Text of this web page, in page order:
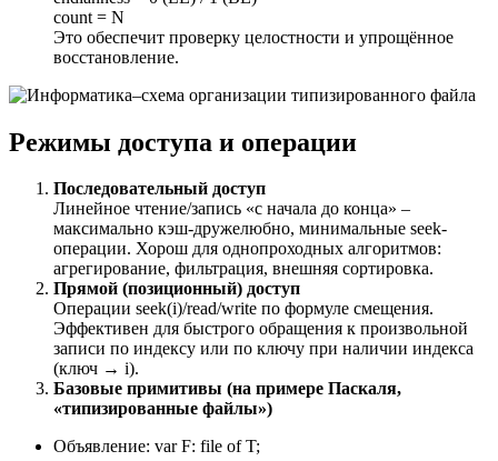
count = N
Это обеспечит проверку целостности и упрощённое
восстановление.
Режимы доступа и операции
Последовательный доступ
Линейное чтение/запись «с начала до конца» –
максимально кэш-дружелюбно, минимальные seek-
операции. Хорош для однопроходных алгоритмов:
агрегирование, фильтрация, внешняя сортировка.
Прямой (позиционный) доступ
Операции seek(i)/read/write по формуле смещения.
Эффективен для быстрого обращения к произвольной
записи по индексу или по ключу при наличии индекса
(ключ → i).
Базовые примитивы (на примере Паскаля,
«типизированные файлы»)
Объявление: var F: file of T;